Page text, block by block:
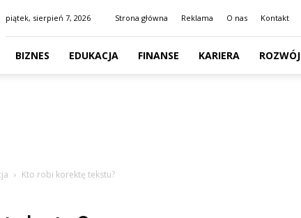
piątek, sierpień 7, 2026 Strona główna Reklama O nas Kontakt
BIZNES EDUKACJA FINANSE KARIERA ROZWÓJ
Kto robi korektę tekstu?